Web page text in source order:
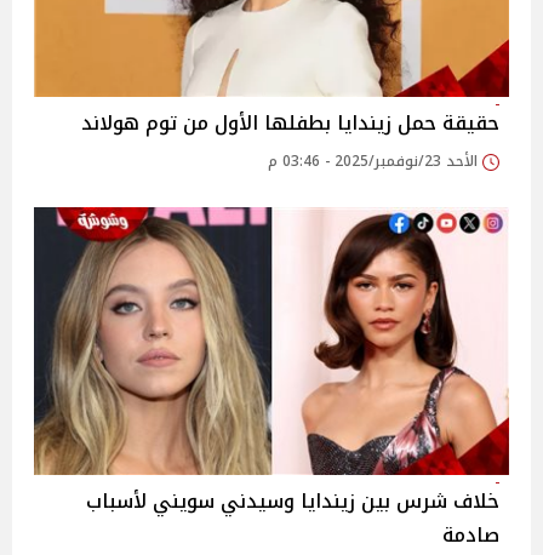
حقيقة حمل زيندايا بطفلها الأول من توم هولاند
الأحد 23/نوفمبر/2025 - 03:46 م
خلاف شرس بين زيندايا وسيدني سويني لأسباب
صادمة